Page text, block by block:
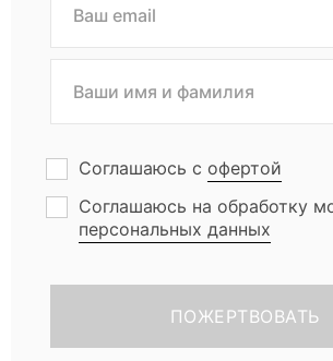
о
Соглашаюсь с офертой
Соглашаюсь на обработку
персональных данных